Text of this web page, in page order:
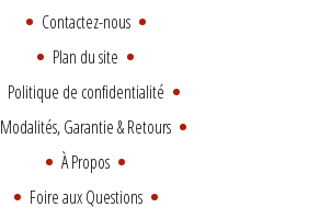
Contactez-nous
Plan du site
Politique de confidentialité
Modalités, Garantie & Retours
À Propos
Foire aux Questions